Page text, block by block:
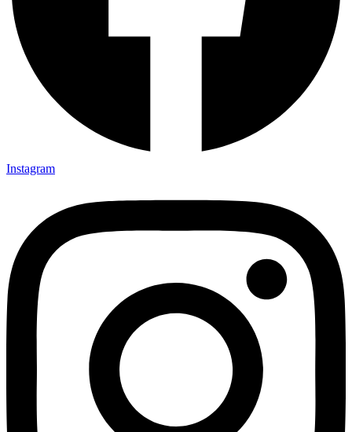
Instagram